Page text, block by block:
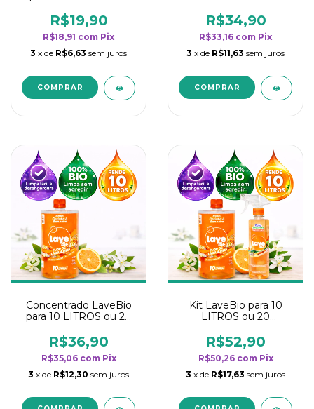
rendimento da
categoria - Flor de
Laranjeira
R$19,90
R$18,91 com Pix
3 x de R$6,63 sem juros
rendimento da
categoria - Flor de
Laranjeira
R$34,90
R$33,16 com Pix
3 x de R$11,63 sem juros
Concentrado LaveBio
para 10 LITROS ou 20
rendimento da
categoria - Flor de
Laranjeira
R$36,90
R$35,06 com Pix
3 x de R$12,30 sem juros
Kit LaveBio para 10
LITROS ou 20
rendimento da
categoria - Flor de
Laranjeira
R$52,90
R$50,26 com Pix
3 x de R$17,63 sem juros